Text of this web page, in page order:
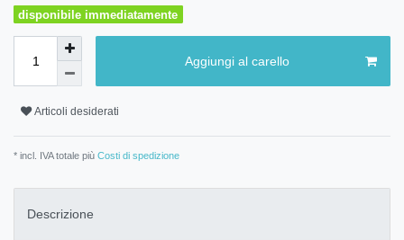
disponibile immediatamente
Aggiungi al carello
Articoli desiderati
* incl. IVA totale più Costi di spedizione
Descrizione